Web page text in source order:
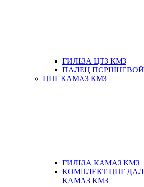
ГИЛЬЗА ЦТЗ КМЗ
ПАЛЕЦ ПОРШНЕВОЙ
ЦПГ КАМАЗ КМЗ
ГИЛЬЗА КАМАЗ КМЗ
КОМПЛЕКТ ЦПГ
КАМАЗ КМЗ